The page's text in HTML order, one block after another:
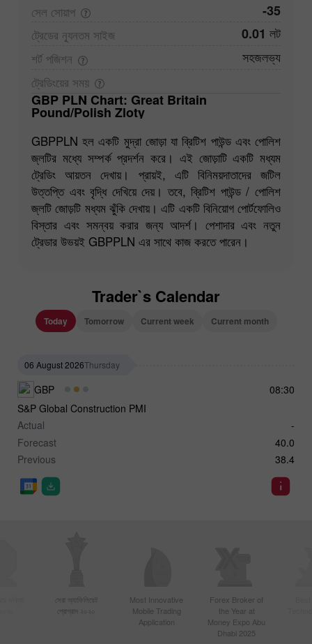
সেল সোয়াপ -35
ট্রেডের ন্যূনতম সাইজ 0.01 লট
শর্টপজিশন সহজলভ্য
ট্রেডিংয়ের সময়
GBP PLN Chart: Great Britain
Pound/Polish Zloty
GBPPLN হল একটি মুদ্রা জোড়া যা ব্রিটিশ পাউন্ড এবং পোলিশ
জ্লটির মধ্যে সম্পর্ক প্রদর্শন করে। এই জোড়াটি একটি মধ্যম
ট্রেডিং আয়তন দেখায়। প্রায়ই, এটি বিনিময়দাতাদের জটিল
উত্তপ্তি এবং বৃদ্ধি দেখিয়ে দেয়। তবে, ব্রিটিশ পাউন্ড / পোলিশ
জ্লটি জোড়টি মধ্যম ঝুঁকি দেখায়। এটি একটি বিনিয়োগ পোর্টফোলিও
বিস্তার এবং সমন্বয় করার জন্য আদর্শ। পেশাদার এবং নতুন
ট্রেডার উভয়ই GBPPLN এর সাথে কাজ করতে পারেন।
Trader`s Calendar
Today Tomorrow Current week Current month
06 August 2026Thursday
08:30
GBP
S&P Global Construction PMI
Actual
-
Forecast
40.0
Previous
38.4
সেরা অ্যাফিলিয়েট
প্রোগ্রাম ২০২০
Most Innovative
Mobile Trading
Application
Forex Broker of
the Year at
Money Expo Abu
Dhabi 2025